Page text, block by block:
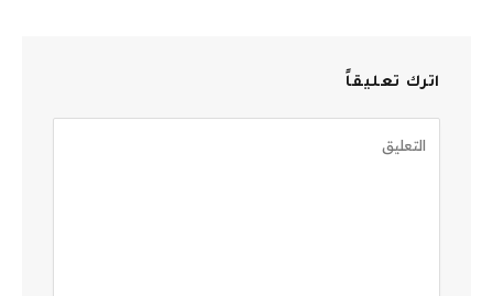
اترك تعليقاً